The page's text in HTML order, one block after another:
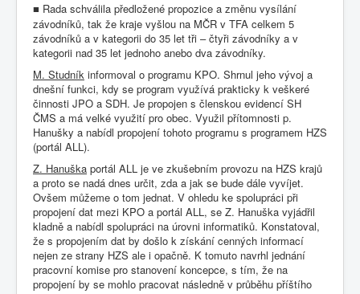
■ Rada schválila předložené propozice a změnu vysílání
závodníků, tak že kraje vyšlou na MČR v TFA celkem 5
závodníků a v kategorii do 35 let tři – čtyři závodníky a v
kategorii nad 35 let jednoho anebo dva závodníky.
M. Studník informoval o programu KPO. Shrnul jeho vývoj a
dnešní funkci, kdy se program využívá prakticky k veškeré
činnosti JPO a SDH. Je propojen s členskou evidencí SH
ČMS a má velké využití pro obec. Využil přítomnosti p.
Hanušky a nabídl propojení tohoto programu s programem HZS
(portál ALL).
Z. Hanuška portál ALL je ve zkušebním provozu na HZS krajů
a proto se nadá dnes určit, zda a jak se bude dále vyvíjet.
Ovšem můžeme o tom jednat. V ohledu ke spolupráci při
propojení dat mezi KPO a portál ALL, se Z. Hanuška vyjádřil
kladně a nabídl spolupráci na úrovni informatiků. Konstatoval,
že s propojením dat by došlo k získání cenných informací
nejen ze strany HZS ale i opačně. K tomuto navrhl jednání
pracovní komise pro stanovení koncepce, s tím, že na
propojení by se mohlo pracovat následně v průběhu příštího